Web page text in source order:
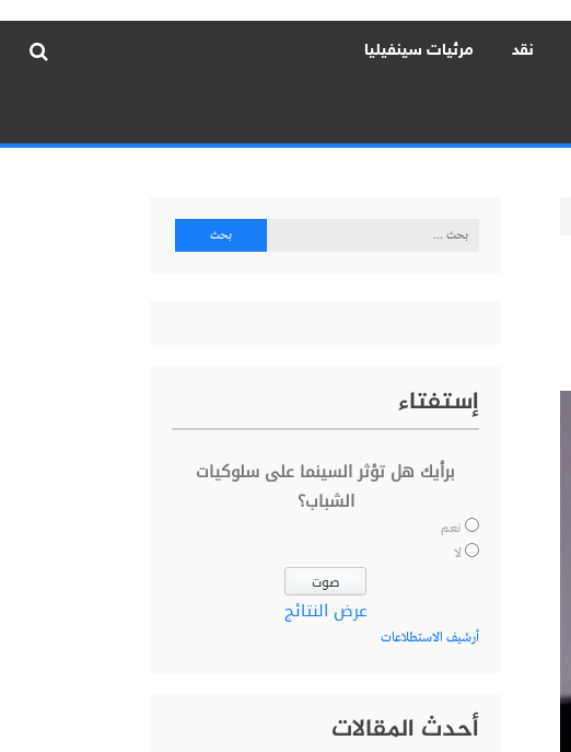
نقد مرئيات سينفيليا
البحث
إستفتاء
برأيك هل تؤثر السينما على سلوكيات
الشباب؟
نعم
لا
عرض النتائج
أرشيف الاستطلاعات
أحدث المقالات